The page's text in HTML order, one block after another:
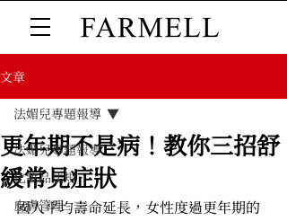
文章
法媚兒專題報導
化妝品法規
皮膚管理
法媚兒專題報導
更年期不是病！教你三招舒
緩常見症狀
國人平均壽命延長，女性度過更年期的